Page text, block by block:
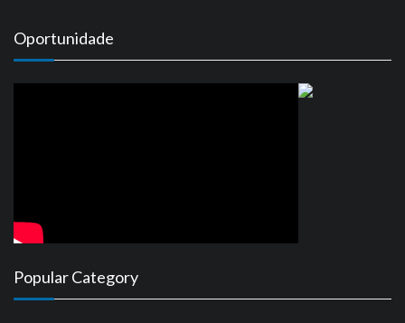
Oportunidade
Popular Category